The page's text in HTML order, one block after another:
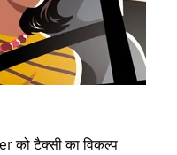
को टैक्सी का विकल्प